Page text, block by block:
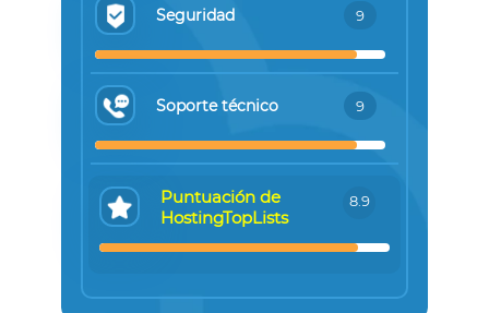
Seguridad 9
Soporte técnico 9
Puntuación de
HostingTopLists
8.9